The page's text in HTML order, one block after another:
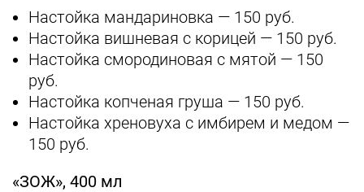
Настойка мандариновка — 150 руб.
Настойка вишневая с корицей — 150 руб.
Настойка смородиновая с мятой — 150
руб.
Настойка копченая груша — 150 руб.
Настойка хреновуха с имбирем и медом —
150 руб.
«ЗОЖ», 400 мл